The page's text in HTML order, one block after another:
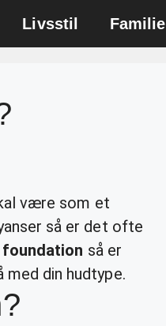
Livsstil Familie
være som et
så er det ofte
foundation så er
din hudtype.